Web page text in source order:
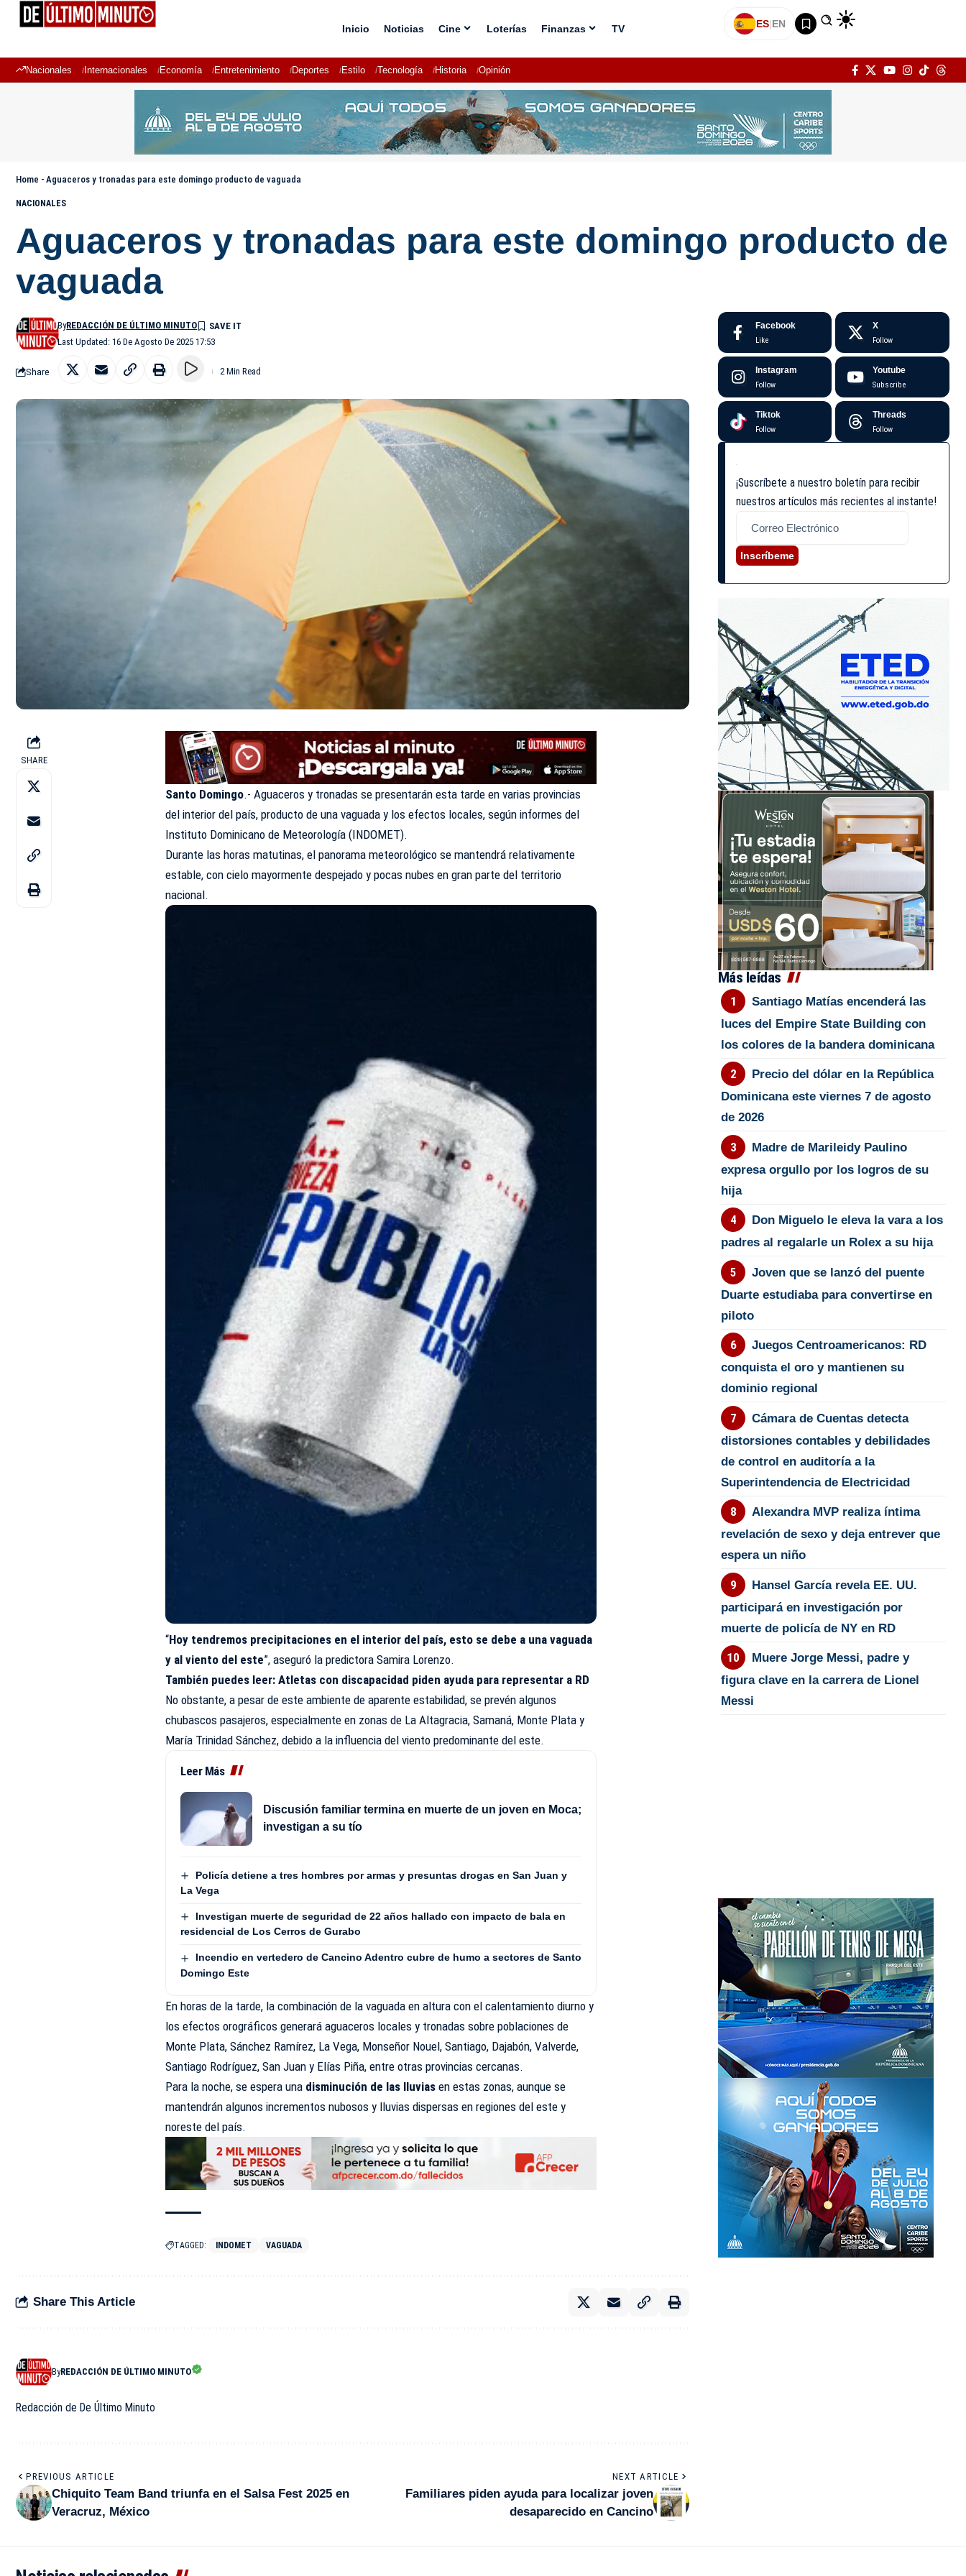
Inicio Noticias Cine Loterías Finanzas TV ES|EN
Nacionales Internacionales Economía Entretenimiento Deportes Estilo Tecnología Historia Opinión
Home - Aguaceros y tronadas para este domingo producto de vaguada
NACIONALES
Aguaceros y tronadas para este domingo producto de
vaguada
Last Updated: 16 De Agosto De 2025 17:53
ByREDACCIÓN DE ÚLTIMO MINUTO
Share 2 Min Read
SHARE
Santo Domingo.- Aguaceros y tronadas se presentarán esta tarde en varias provincias
del interior del país, producto de una vaguada y los efectos locales, según informes del
Instituto Dominicano de Meteorología (INDOMET).
Durante las horas matutinas, el panorama meteorológico se mantendrá relativamente
estable, con cielo mayormente despejado y pocas nubes en gran parte del territorio
nacional.
“Hoy tendremos precipitaciones en el interior del país, esto se debe a una vaguada
y al viento del este”, aseguró la predictora Samira Lorenzo.
También puedes leer:Atletas con discapacidad piden ayuda para representar a RD
No obstante, a pesar de este ambiente de aparente estabilidad, se prevén algunos
chubascos pasajeros, especialmente en zonas de La Altagracia, Samaná, Monte Plata y
María Trinidad Sánchez, debido a la influencia del viento predominante del este.
Leer Más
Discusión familiar termina en muerte de un joven en Moca;
investigan a su tío
Policía detiene a tres hombres por armas y presuntas drogas en San Juan y
La Vega
Investigan muerte de seguridad de 22 años hallado con impacto de bala en
residencial de Los Cerros de Gurabo
Incendio en vertedero de Cancino Adentro cubre de humo a sectores de Santo
Domingo Este
En horas de la tarde, la combinación de la vaguada en altura con el calentamiento diurno y
los efectos orográficos generará aguaceros locales y tronadas sobre poblaciones de
Monte Plata, Sánchez Ramírez, La Vega, Monseñor Nouel, Santiago, Dajabón, Valverde,
Santiago Rodríguez, San Juan y Elías Piña, entre otras provincias cercanas.
Para la noche, se espera una disminución de las lluviasen estas zonas, aunque se
mantendrán algunos incrementos nubosos y lluvias dispersas en regiones del este y
noreste del país.
TAGGED: INDOMET VAGUADA
Share This Article
ByREDACCIÓN DE ÚLTIMO MINUTO
Redacción de De Último Minuto
PREVIOUS ARTICLE
Chiquito Team Band triunfa en el Salsa Fest 2025 en
Veracruz, México
NEXT ARTICLE
Familiares piden ayuda para localizar joven
desaparecido en Cancino
Facebook
Like
X
Follow
Instagram
Follow
Youtube
Subscribe
Tiktok
Follow
Threads
Follow
¡Suscríbete a nuestro boletín para recibir
nuestros artículos más recientes al instante!
Inscríbeme
Más leídas
Santiago Matías encenderá las
luces del Empire State Building con
los colores de la bandera dominicana
Precio del dólar en la República
Dominicana este viernes 7 de agosto
de 2026
Madre de Marileidy Paulino
expresa orgullo por los logros de su
hija
Don Miguelo le eleva la vara a los
padres al regalarle un Rolex a su hija
Joven que se lanzó del puente
Duarte estudiaba para convertirse en
piloto
Juegos Centroamericanos: RD
conquista el oro y mantienen su
dominio regional
Cámara de Cuentas detecta
distorsiones contables y debilidades
de control en auditoría a la
Superintendencia de Electricidad
Alexandra MVP realiza íntima
revelación de sexo y deja entrever que
espera un niño
Hansel García revela EE. UU.
participará en investigación por
muerte de policía de NY en RD
Muere Jorge Messi, padre y
figura clave en la carrera de Lionel
Messi